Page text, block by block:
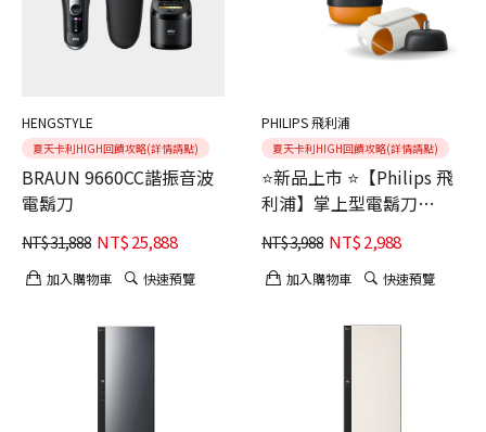
HENGSTYLE
夏天卡利HIGH回饋攻略(詳情請點)
BRAUN 9660CC諧振音波
電鬍刀
NT$31,888 NT$25,888
加入購物車 快速預覽
PHILIPS 飛利浦
夏天卡利HIGH回饋攻略(詳情請點)
⭐新品上市 ⭐【Philips 飛
利浦】掌上型電鬍刀
YQ660 (磨利橘)
NT$3,988 NT$2,988
加入購物車 快速預覽